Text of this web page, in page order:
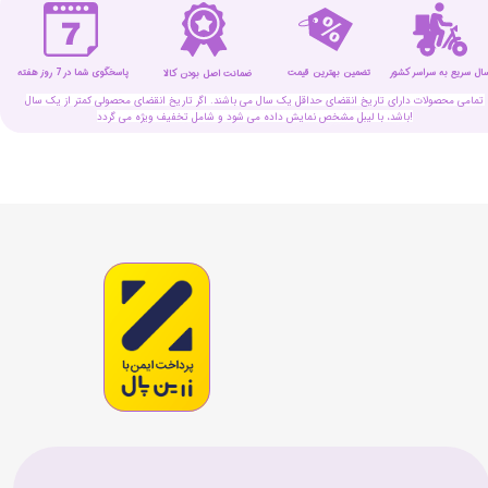
تمامی محصولات دارای تاریخ انقضای حداقل یک سال می باشند. اگر تاریخ انقضای محصولی کمتر از یک سال
باشد، با لیبل مشخص نمایش داده می شود و شامل تخفیف ویژه می گردد!
ضمانت اصل بودن کالا تضمین بهترین قیمت پاسخگوی شما در 7 روز هفته سریع به سراسر کشور